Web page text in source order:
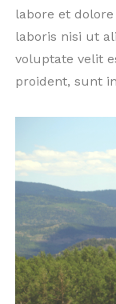
labore et
laboris nisi ut
voluptate velit
proident, sunt